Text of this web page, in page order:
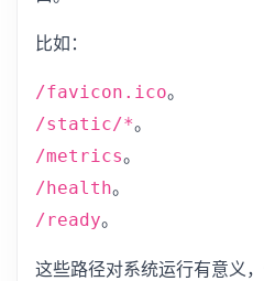
比如：
/favicon.ico。
/static/*。
/metrics。
/health。
/ready。
这些路径对系统运行有意义